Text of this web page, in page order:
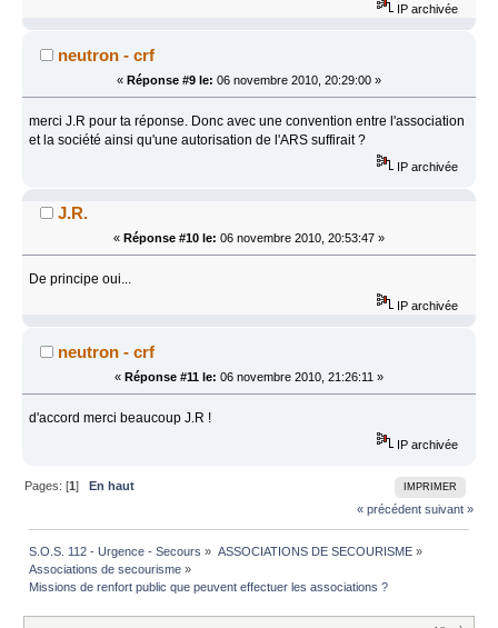
IP archivée
neutron - crf
« Réponse #9 le: 06 novembre 2010, 20:29:00 »
merci J.R pour ta réponse. Donc avec une convention entre l'association
et la société ainsi qu'une autorisation de l'ARS suffirait ?
IP archivée
J.R.
« Réponse #10 le: 06 novembre 2010, 20:53:47 »
De principe oui...
IP archivée
neutron - crf
« Réponse #11 le: 06 novembre 2010, 21:26:11 »
d'accord merci beaucoup J.R !
IP archivée
IMPRIMER
Pages: [1]En haut
« précédent suivant »
S.O.S. 112 - Urgence - Secours » ASSOCIATIONS DE SECOURISME»
Associations de secourisme »
Missions de renfort public que peuvent effectuer les associations ?